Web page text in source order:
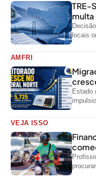
TRE-
multa
locais
AMFRI
Estado
VEJA ISSO